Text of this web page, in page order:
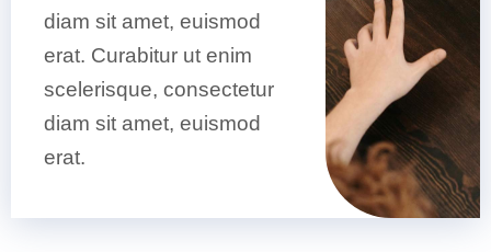
diam sit amet, euismod
erat. Curabitur ut enim
scelerisque, consectetur
diam sit amet, euismod
erat.